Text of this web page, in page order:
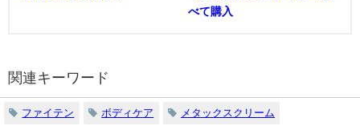
べて購入
関連キーワード
ファイテン ボディケア メタックスクリーム